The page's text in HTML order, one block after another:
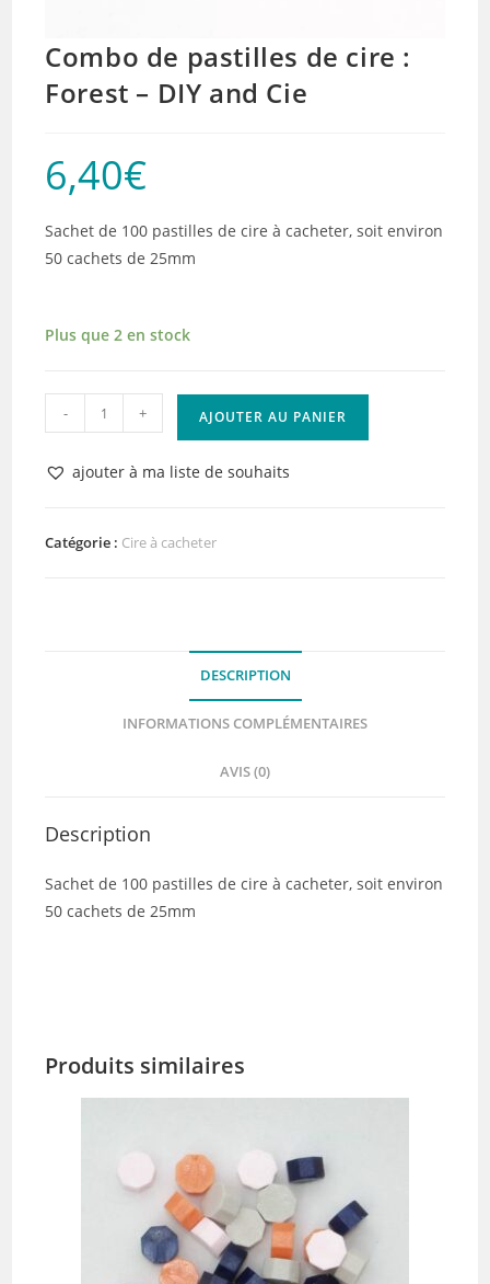
Combo de pastilles de cire :
Forest – DIY and Cie
6,40€
Sachet de 100 pastilles de cire à cacheter, soit environ
50 cachets de 25mm
Plus que 2 en stock
quantité
de
Combo
de
- + AJOUTER AU PANIER
ajouter à ma liste de souhaits
Catégorie : Cire à cacheter
DESCRIPTION
INFORMATIONS COMPLÉMENTAIRES
AVIS (0)
Description
Sachet de 100 pastilles de cire à cacheter, soit environ
50 cachets de 25mm
Produits similaires